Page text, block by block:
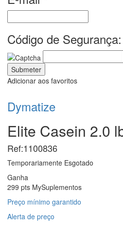
Código de Segurança:
Adicionar aos favoritos
Dymatize
Elite Casein 2.0
Ref:1100836
Temporariamente Esgotado
Ganha
299 pts MySuplementos
Preço mínimo garantido
Alerta de preço